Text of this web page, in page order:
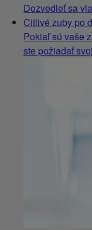
Dozvedieť sa
Citlivé zuby po
Pokiaľ sú vaše
ste požiadať